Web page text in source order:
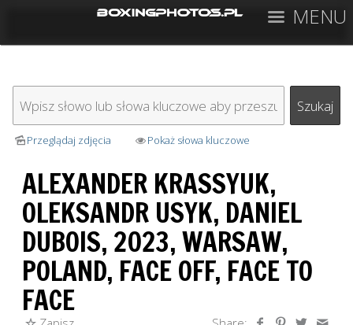
MENU
Przeglądaj zdjęcia Pokaż słowa kluczowe
ALEXANDER KRASSYUK,
OLEKSANDR USYK, DANIEL
DUBOIS, 2023, WARSAW,
POLAND, FACE OFF, FACE TO
FACE